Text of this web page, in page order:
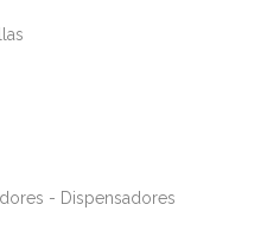
- Dispensadores